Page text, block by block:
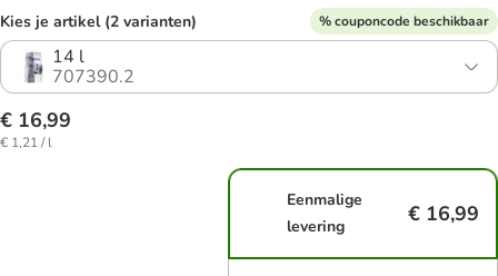
Kies je artikel (2 varianten) % couponcode beschikbaar
14 l
707390.2
€ 16,99
€ 1,21 / l
Eenmalige
levering
€ 16,99